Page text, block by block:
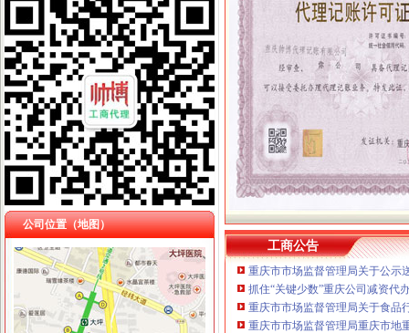
公司位置（地图）
工商公告
重庆市市场监督管理局关于公示
抓住“关键少数”重庆公司减资代
重庆市市场监督管理局关于食品
重庆市市场监督管理局重庆市地